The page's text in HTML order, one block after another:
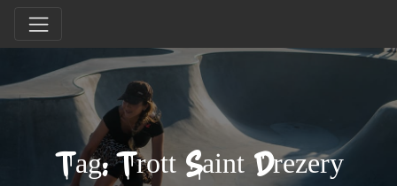
Tag: Trott Saint Drezery